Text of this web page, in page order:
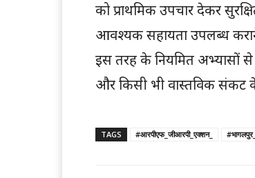
को प्राथमिक उपचार देकर
आवश्यक सहायता उपलब्ध
इस तरह के नियमित अभ्यासों
और किसी भी वास्तविक संकट के
TAGS #आरपीएफ_जीआरपी_एक्शन_